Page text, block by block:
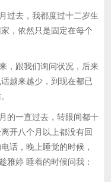
去，我都度过十二岁生
，依然只是固定在每个
跟我们询问状况，后来
越来越少，到现在都已
一直过去，转眼间都十
开八个月以上都没有回
话，晚上睡觉的时候，
雅婷 睡着的时候问我：